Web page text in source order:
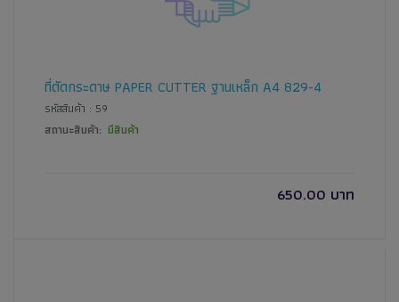
ที่ตัดกระดาษ PAPER CUTTER ฐานเหล็ก A4 829-4
รหัสสินค้า : 59
สถานะสินค้า: มีสินค้า
650.00 บาท